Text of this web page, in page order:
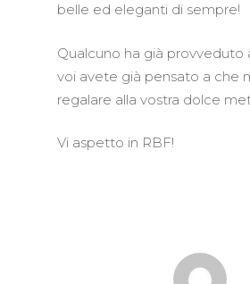
belle ed eleganti di sempre!
Qualcuno ha già provveduto
voi avete già pensato a che
regalare alla vostra dolce
Vi aspetto in RBF!